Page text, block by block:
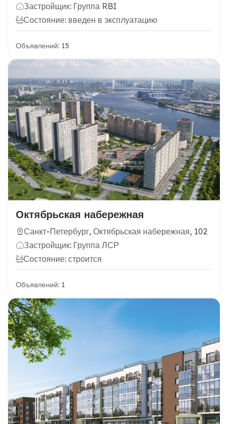
Застройщик: Группа RBI
Состояние: введен в эксплуатацию
Объявлений: 15
Октябрьская набережная
Санкт-Петербург, Октябрьская набережная, 102
Застройщик: Группа ЛСР
Состояние: строится
Объявлений: 1